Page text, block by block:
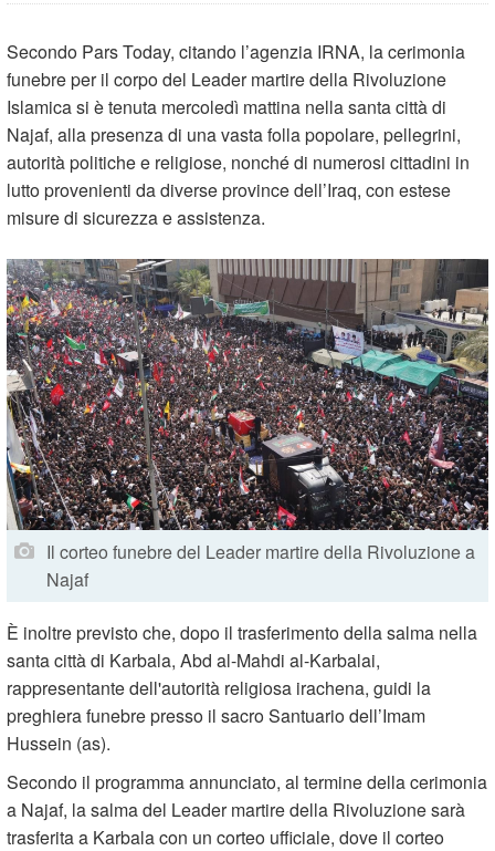
Secondo Pars Today, citando l’agenzia IRNA, la cerimonia
funebre per il corpo del Leader martire della Rivoluzione
Islamica si è tenuta mercoledì mattina nella santa città di
Najaf, alla presenza di una vasta folla popolare, pellegrini,
autorità politiche e religiose, nonché di numerosi cittadini in
lutto provenienti da diverse province dell’Iraq, con estese
misure di sicurezza e assistenza.
Il corteo funebre del Leader martire della Rivoluzione a
Najaf
È inoltre previsto che, dopo il trasferimento della salma nella
santa città di Karbala, Abd al-Mahdi al-Karbalai,
rappresentante dell'autorità religiosa irachena, guidi la
preghiera funebre presso il sacro Santuario dell’Imam
Hussein (as).
Secondo il programma annunciato, al termine della cerimonia
a Najaf, la salma del Leader martire della Rivoluzione sarà
trasferita a Karbala con un corteo ufficiale, dove il corteo